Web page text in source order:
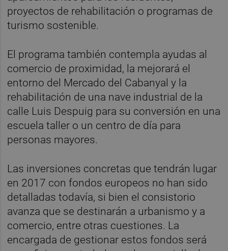
proyectos de rehabilitación o programas de
turismo sostenible.
El programa también contempla ayudas al
comercio de proximidad, la mejorará el
entorno del Mercado del Cabanyal y la
rehabilitación de una nave industrial de la
calle Luis Despuig para su conversión en una
escuela taller o un centro de día para
personas mayores.
Las inversiones concretas que tendrán lugar
en 2017 con fondos europeos no han sido
detalladas todavía, si bien el consistorio
avanza que se destinarán a urbanismo y a
comercio, entre otras cuestiones. La
encargada de gestionar estos fondos será